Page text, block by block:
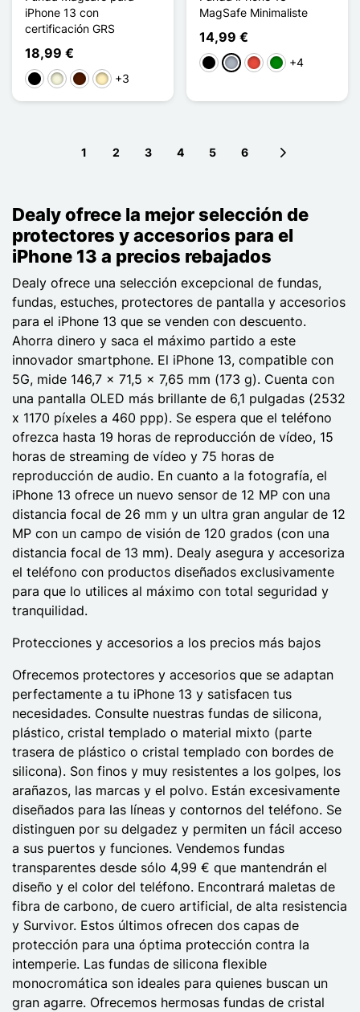
iPhone 13 con
certificación GRS
18,99 €
NegroBeigeMarrón oscuro
Marrón claro
+3
MagSafe Minimaliste
14,99 €
Negro
Gris RojoVerde
+4
1 2 3 4 5 6
Dealy ofrece la mejor selección de
protectores y accesorios para el
iPhone 13 a precios rebajados
Dealy ofrece una selección excepcional de fundas,
fundas, estuches, protectores de pantalla y accesorios
para el iPhone 13 que se venden con descuento.
Ahorra dinero y saca el máximo partido a este
innovador smartphone. El iPhone 13, compatible con
5G, mide 146,7 x 71,5 x 7,65 mm (173 g). Cuenta con
una pantalla OLED más brillante de 6,1 pulgadas (2532
x 1170 píxeles a 460 ppp). Se espera que el teléfono
ofrezca hasta 19 horas de reproducción de vídeo, 15
horas de streaming de vídeo y 75 horas de
reproducción de audio. En cuanto a la fotografía, el
iPhone 13 ofrece un nuevo sensor de 12 MP con una
distancia focal de 26 mm y un ultra gran angular de 12
MP con un campo de visión de 120 grados (con una
distancia focal de 13 mm). Dealy asegura y accesoriza
el teléfono con productos diseñados exclusivamente
para que lo utilices al máximo con total seguridad y
tranquilidad.
Protecciones y accesorios a los precios más bajos
Ofrecemos protectores y accesorios que se adaptan
perfectamente a tu iPhone 13 y satisfacen tus
necesidades. Consulte nuestras fundas de silicona,
plástico, cristal templado o material mixto (parte
trasera de plástico o cristal templado con bordes de
silicona). Son finos y muy resistentes a los golpes, los
arañazos, las marcas y el polvo. Están excesivamente
diseñados para las líneas y contornos del teléfono. Se
distinguen por su delgadez y permiten un fácil acceso
a sus puertos y funciones. Vendemos fundas
transparentes desde sólo 4,99 € que mantendrán el
diseño y el color del teléfono. Encontrará maletas de
fibra de carbono, de cuero artificial, de alta resistencia
y Survivor. Estos últimos ofrecen dos capas de
protección para una óptima protección contra la
intemperie. Las fundas de silicona flexible
monocromática son ideales para quienes buscan un
gran agarre. Ofrecemos hermosas fundas de cristal